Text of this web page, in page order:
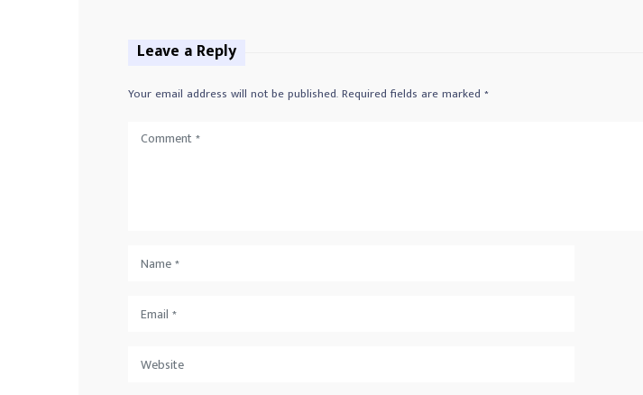
Leave a Reply
Your email address will not be published.Required fields are marked *